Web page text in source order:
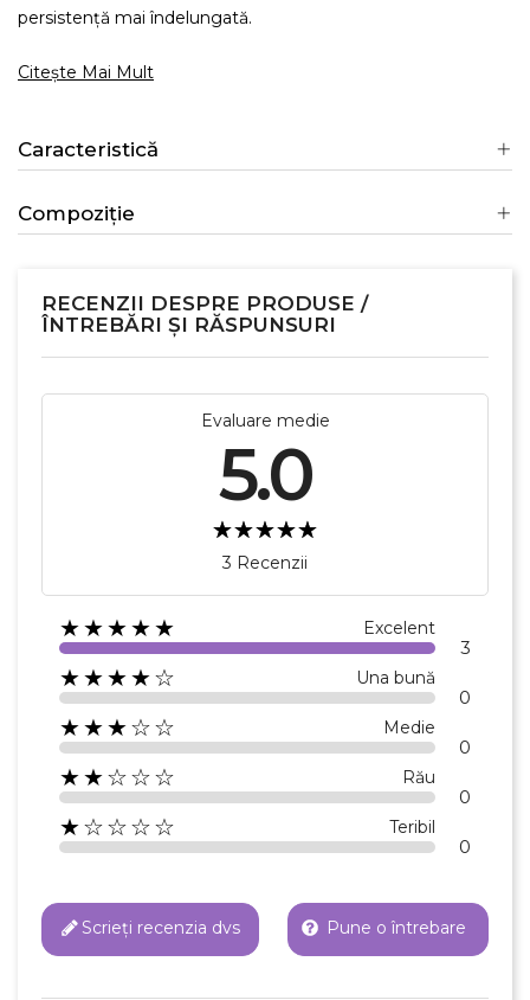
persistență mai îndelungată.
Citește Mai Mult
Caracteristică
Compoziție
RECENZII DESPRE PRODUSE /
ÎNTREBĂRI ȘI RĂSPUNSURI
Evaluare medie
5.0
3 Recenzii
★★★★★ Excelent
3
★★★★☆ Una bună
0
★★★☆☆ Medie
0
★★☆☆☆ Rău
0
★☆☆☆☆ Teribil
0
Scrieți recenzia dvs Pune o întrebare